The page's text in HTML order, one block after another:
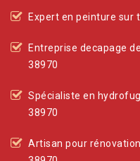
Expert en peinture sur
Entreprise decapage
38970
Spécialiste en
38970
Artisan pour